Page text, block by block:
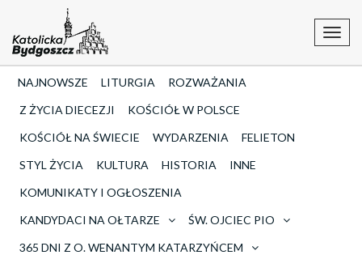
NAJNOWSZE LITURGIA
ROZWAŻANIA
Z ŻYCIA DIECEZJI
KOŚCIÓŁ W POLSCE
KOŚCIÓŁ NA ŚWIECIE
WYDARZENIA
FELIETON
STYL ŻYCIA
KULTURA HISTORIA
INNE
KOMUNIKATY I OGŁOSZENIA
KANDYDACI NA OŁTARZE
ŚW. OJCIEC PIO
365 DNI Z O. WENANTYM KATARZYŃCEM